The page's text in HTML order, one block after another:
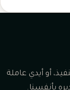
أو أيدي عاملة